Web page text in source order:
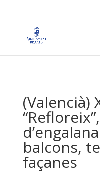
(Valencià)
balcons,
façanes